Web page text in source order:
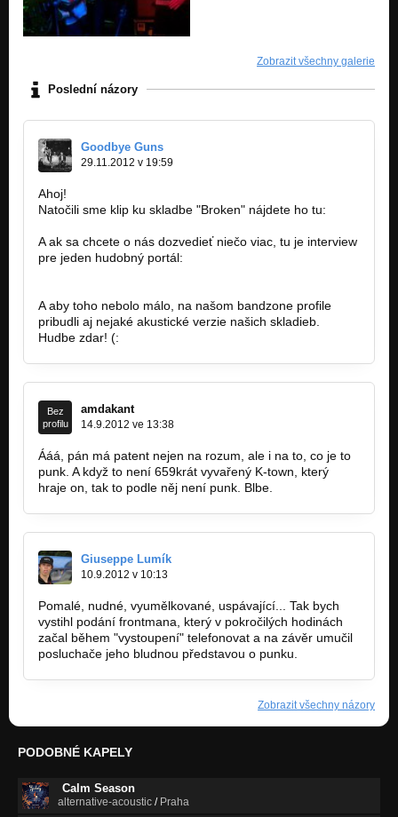
Zobrazit všechny galerie
Poslední názory
Goodbye Guns
29.11.2012 v 19:59
Ahoj!
Natočili sme klip ku skladbe "Broken" nájdete ho tu:
A ak sa chcete o nás dozvedieť niečo viac, tu je interview
pre jeden hudobný portál:
A aby toho nebolo málo, na našom bandzone profile
pribudli aj nejaké akustické verzie našich skladieb.
Hudbe zdar! (:
Bez
profilu
amdakant
14.9.2012 ve 13:38
Ááá, pán má patent nejen na rozum, ale i na to, co je to
punk. A když to není 659krát vyvařený K-town, který
hraje on, tak to podle něj není punk. Blbe.
Giuseppe Lumík
10.9.2012 v 10:13
Pomalé, nudné, vyumělkované, uspávající... Tak bych
vystihl podání frontmana, který v pokročilých hodinách
začal během "vystoupení" telefonovat a na závěr umučil
posluchače jeho bludnou představou o punku.
Zobrazit všechny názory
PODOBNÉ KAPELY
Calm Season
alternative-acoustic / Praha